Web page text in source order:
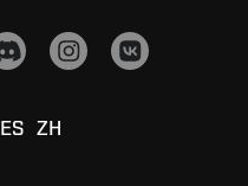
ES ZH